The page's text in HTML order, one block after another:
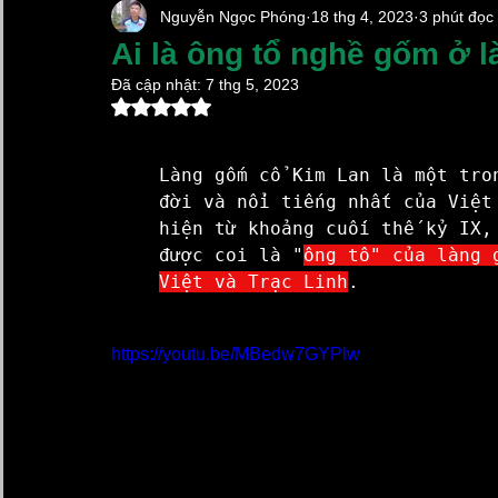
Chậu Sứ Trồng Lan Hồ Điệp Chậu Cây Cảnh Xi
Chum sành ngâm rượu
Làng Gốm Cổ Bát Tràng Kim Lan Ceramics
Gốm Sứ Xây Dựng Kim Lan Hà Nội
Ai là ông tổ nghề gốm ở
Nguyễn Ngọc Phóng 18 thg 4, 2023 3 phút đọc
Đã cập nhật: 7 thg 5, 2023
Đã xếp hạng NaN/5 sao.
Làng gốm cổ Kim Lan là một
đời và nổi tiếng nhất của Việt
hiện từ khoảng cuối thế kỷ
được coi là " ông tổ" của làng
Việt và Trạc Linh .
https://youtu.be/MBedw7GYPlw